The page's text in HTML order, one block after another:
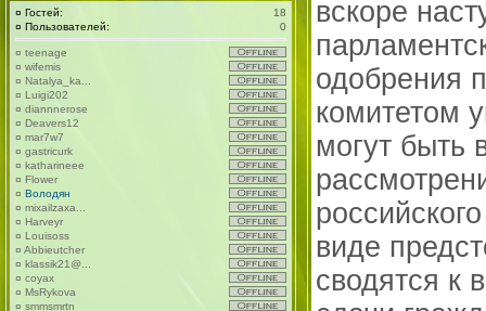
¤ Гостей:
18
¤ Пользователей: 0
¤ teenage
¤ wifemis
¤ Natalya_ka...
¤ Luigi202
¤ diannnerose
¤ Deavers12
¤ mar7w7
¤ gastricurk
¤ katharineee
¤ Flower
¤ Володян
¤ mixailzaxa...
¤ Harveyr
¤ Louisoss
¤ Abbieutcher
¤ klassik21@...
¤ coyax
¤ MsRykova
¤ smmsmrtn
вскоре
одобрения
комитетом
могут быть
виде
сводятся к